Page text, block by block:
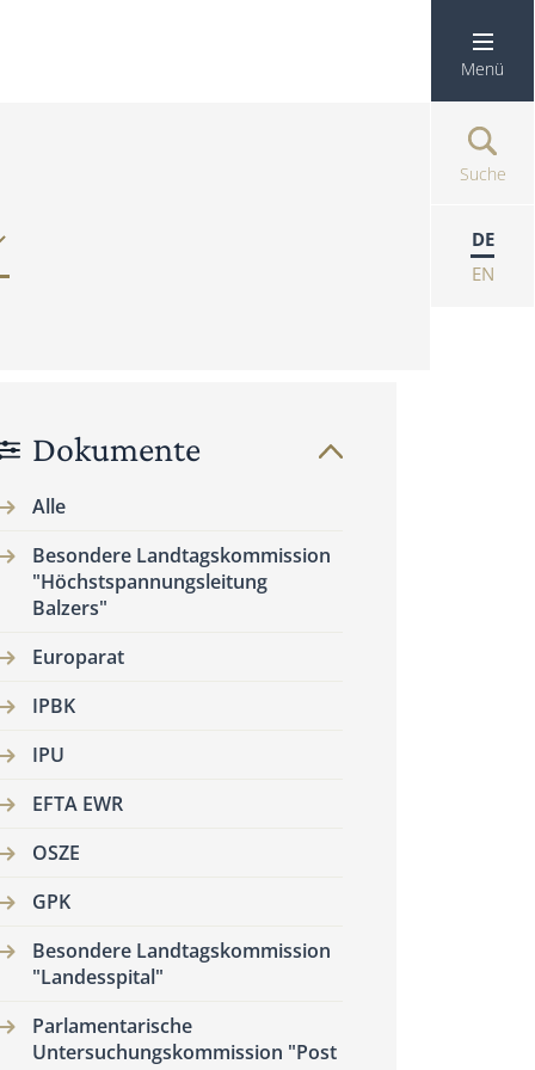
Menü
Suche
DE
EN
Dokumente
Alle
Besondere Landtagskommission
"Höchstspannungsleitung
Balzers"
Europarat
IPBK
IPU
EFTA EWR
OSZE
GPK
Besondere Landtagskommission
"Landesspital"
Parlamentarische
Untersuchungskommission "Post